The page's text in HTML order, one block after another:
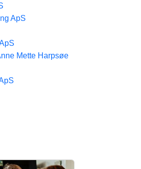
ApS
Mette Harpsøe